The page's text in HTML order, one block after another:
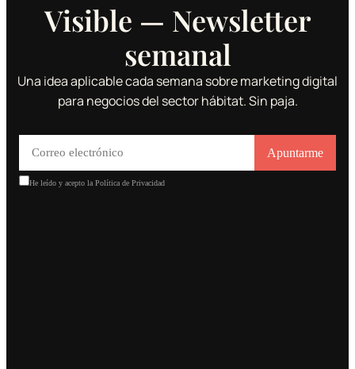
Visible — Newsletter
semanal
Una idea aplicable cada semana sobre marketing digital
para negocios del sector hábitat. Sin paja.